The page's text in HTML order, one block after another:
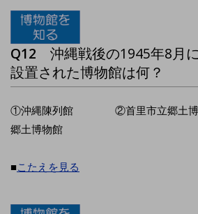
Q12 沖縄戦後の1945年8月
設置された博物館は何？
①沖縄陳列館 ②首里市立郷
郷土博物館
■こたえを見る